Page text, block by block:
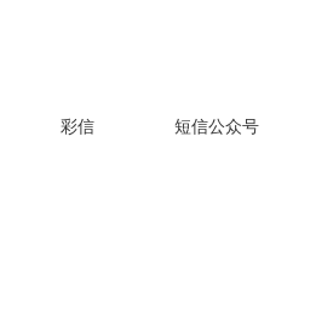
彩信 短信公众号